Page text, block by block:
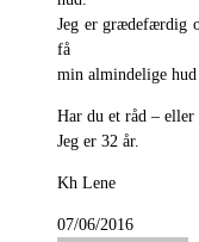
Jeg er grædefærdig
få
min almindelige hud
Har du et råd – eller
Jeg er 32 år.
Kh Lene
07/06/2016